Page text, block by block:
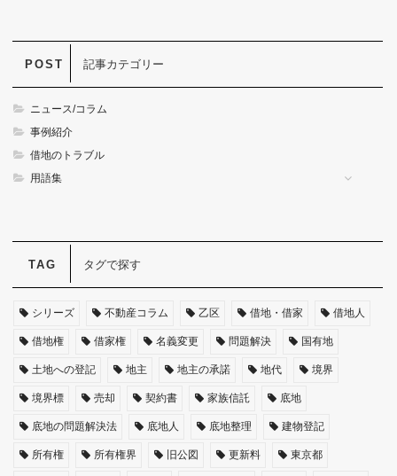
記事カテゴリー
ニュース/コラム
事例紹介
借地のトラブル
用語集
タグで探す
シリーズ 不動産コラム 乙区 借地・借家 借地人
借地権 借家権 名義変更 問題解決 国有地
土地への登記 地主 地主の承諾 地代 境界
境界標 売却 契約書 家族信託 底地
底地の問題解決法 底地人 底地整理 建物登記
所有権 所有権界 旧公図 更新料 東京都